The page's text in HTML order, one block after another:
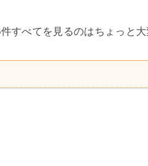
すべてを見るのはちょっと大